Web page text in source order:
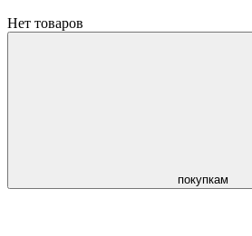
Нет товаров
покупкам